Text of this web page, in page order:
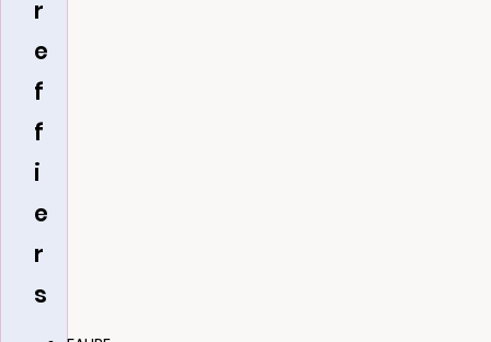
r
e
f
f
i
e
r
s